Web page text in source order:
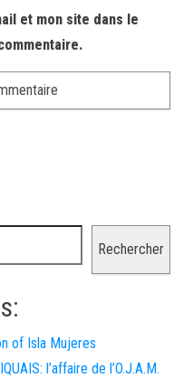
et mon site dans le
Rechercher
of Isla Mujeres
l’affaire de l’O.J.A.M.